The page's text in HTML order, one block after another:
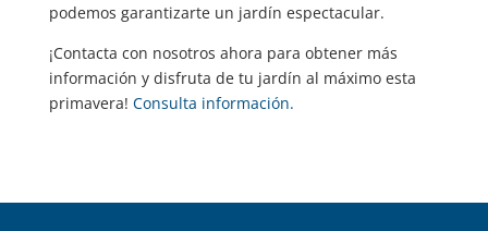
podemos garantizarte un jardín espectacular.
¡Contacta con nosotros ahora para obtener más
información y disfruta de tu jardín al máximo esta
primavera! Consulta información.